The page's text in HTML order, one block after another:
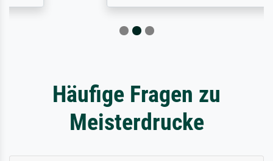
Häufige Fragen zu
Meisterdrucke